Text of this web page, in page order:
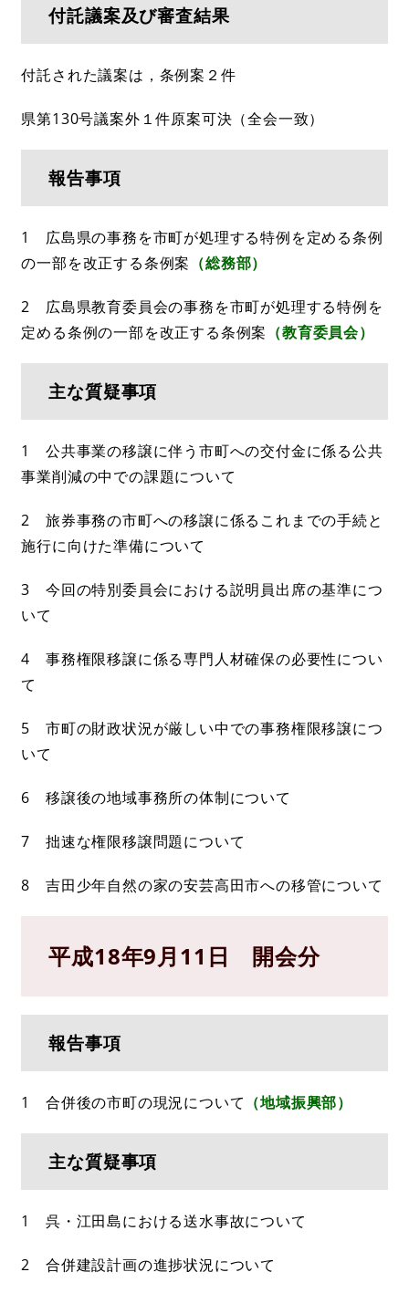
付託議案及び審査結果
付託された議案は，条例案２件
県第130号議案外１件原案可決（全会一致）
報告事項
1 広島県の事務を市町が処理する特例を定める条例
の一部を改正する条例案 （総務部）
2 広島県教育委員会の事務を市町が処理する特例を
定める条例の一部を改正する条例案 （教育委員会）
主な質疑事項
1 公共事業の移譲に伴う市町への交付金に係る公共
事業削減の中での課題について
2 旅券事務の市町への移譲に係るこれまでの手続と
施行に向けた準備について
3 今回の特別委員会における説明員出席の基準につ
いて
4 事務権限移譲に係る専門人材確保の必要性につい
て
5 市町の財政状況が厳しい中での事務権限移譲につ
いて
6 移譲後の地域事務所の体制について
7 拙速な権限移譲問題について
8 吉田少年自然の家の安芸高田市への移管について
平成18年9月11日 開会分
報告事項
1 合併後の市町の現況について （地域振興部）
主な質疑事項
1 呉・江田島における送水事故について
2 合併建設計画の進捗状況について